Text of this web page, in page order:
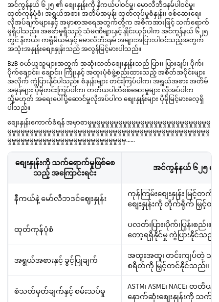
အင်ကွန်နယ် ၆၂၅ ၏ စျေးနှုန်းကို နိကယ်ပါဝင်မှု၊ မောလီဘီဒနမ်ပါဝင်မှု၊
ထုတ်ကုန်ပုံစံ၊ အရွယ်အစား အတိမ်အမှန်၊ ထုတ်လုပ်မှုစံနှုန်း၊ စစ်ဆေးရေး
လိုအပ်ချက်များနှင့် အမှာစာအရေအတွက်တို့က အဓိကအားဖြင့် သက်ရောက်
မှုရှိပါသည်။ အဖော်မှုရှိသည့် သံမဏိများနှင့် နှိုင်းယှဉ်ပါက အင်ကွန်နယ် ၆၂၅
တွင် နိကယ်၊ ကရိုမီယမ်နှင့် မောလီဘီဒနမ် အများအပြားပါဝင်သည့်အတွက်
အသုံးအနှုန်းစျေးနှုန်းသည် အလွန်မြင့်မားပါသည်။
B2B ဝယ်ယူသူများအတွက် အဆုံးသတ်စျေးနှုန်းသည် ပြား၊ ပြားချပ်၊ ပိုက်၊
ပိုက်ချောင်း၊ ချောင်း၊ ကြိုးနှင့် အထူးပုံစံဖွဲ့စည်းထားသည့် အစိတ်အပိုင်းများ
အလိုက် ကွဲပြားနိုင်ပါသည်။ စံနှုန်းများ တင်းကြပ်ပါက၊ အရွယ်အစား အတိမ်
အမှန်များ ပိုမိုတင်းကြပ်ပါက၊ တတိယပါတီစစ်ဆေးမှုများ လိုအပ်ပါက
သို့မဟုတ် အရေးပေါ်ပို့ဆောင်မှုလိုအပ်ပါက စျေးနှုန်းများ ပိုမိုမြင့်မားလေ့ရှိ
ပါသည်။
စျေးနှုန်းကောက်ခံရန် အမှာစာမှုမှုမှုမှုမှုမှုမှုမှုမှုမှုမှုမှုမှုမှုမှုမှုမှုမှုမှုမှုမှုမှုမှုမှုမှုမှုမှုမှု
မှုမှုမှုမှုမှုမှုမှုမှုမှုမှုမှုမှုမှုမှုမှုမှုမှုမှုမှုမှုမှုမှုမှုမှုမှုမှုမှုမှုမှုမှုမှုမှုမှုမှုမှုမှုမှုမှုမှုမှုမှုမှုမှုမှုမှုမှု
မှုမှုမှုမှုမှုမှုမှုမှုမှုမှုမှုမှုမှုမှုမှုမှုမှုမှုမှုမှုမှုမှုမှုမှုမှုမှုမှ......
စျေးနှုန်းကို သက်ရောက်မှုဖြစ်စေ
သည့် အကြောင်းရင်း
အင်ကွန်နယ် ၆၂၅ ၏
နီကယ်နဲ့ မော်လီဘဒင်ဈေးနှုန်း
ကုန်ကြမ်းစျေးနှုန်း မြင့်တ
စျေးနှုန်းကို တိုက်ရိုက် မြှင့်တ
ထုတ်ကုန်ပုံစံ
ပလတ်၊ပြား၊ပိုက်၊ပြွန်၊စ
တော့ရရှိနိုင်မှု ကွဲပြားနိုင်သည်။
အရွယ်အစားနှင့် ခွင့်ပြုချက်
အထူးအထူ၊ တင်းကျပ်တဲ့ သ
စရိတ်ကို မြှင့်တင်နိုင်သည်။
စံသတ်မှတ်ချက်နှင့် စမ်းသပ်မှု
ASTM၊ ASME၊
နောက်ဆုံးစျေးနှုန်းကို သက်